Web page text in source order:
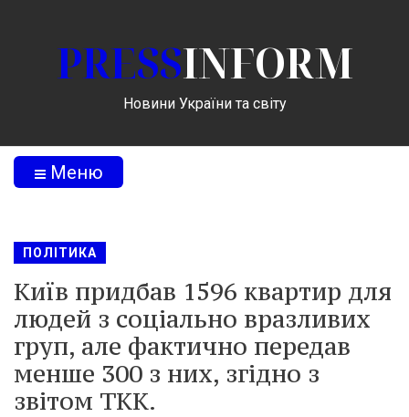
PRESSINFORM
Новини України та світу
Меню
ПОЛІТИКА
Київ придбав 1596 квартир для
людей з соціально вразливих
груп, але фактично передав
менше 300 з них, згідно з
звітом ТКК.